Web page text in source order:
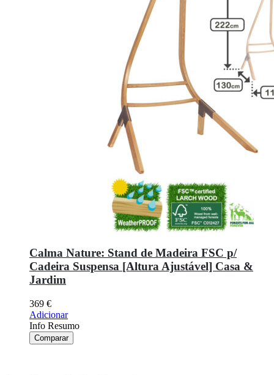
Calma Nature: Stand de Madeira FSC p/
Cadeira Suspensa [Altura Ajustável] Casa &
Jardim
369 €
Adicionar
Info Resumo
Comparar